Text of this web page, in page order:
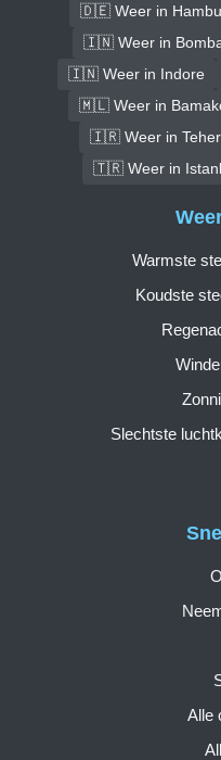
🇩🇪 Weer in
🇮🇳 Weer in
🇮🇳 Weer in Indore
🇲🇱 Weer in
🇮🇷 Weer in
🇹🇷 Weer in
Alle
Warmste
Koudste
Slechtste